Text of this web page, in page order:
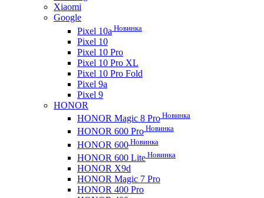
Xiaomi
Google
Pixel 10a Новинка
Pixel 10
Pixel 10 Pro
Pixel 10 Pro XL
Pixel 10 Pro Fold
Pixel 9a
Pixel 9
HONOR
HONOR Magic 8 Pro Новинка
HONOR 600 Pro Новинка
HONOR 600 Новинка
HONOR 600 Lite Новинка
HONOR X9d
HONOR Magic 7 Pro
HONOR 400 Pro